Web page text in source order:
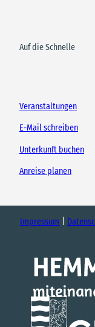
Auf die Schnelle
Veranstaltungen
E-Mail schreiben
Unterkunft buchen
Anreise planen
Impressum